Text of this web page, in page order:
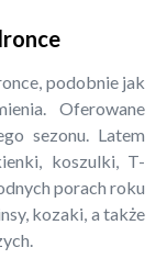
podobnie jak
Oferowane
sezonu. Latem
koszulki, T-
porach roku
kozaki, a także